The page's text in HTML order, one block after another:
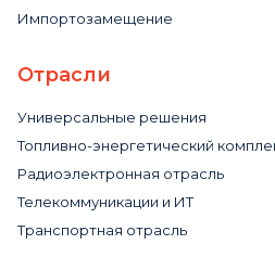
Импортозамещение
Отрасли
Универсальные решения
Топливно-энергетический
Радиоэлектронная отрасль
Телекоммуникации и ИТ
Транспортная отрасль